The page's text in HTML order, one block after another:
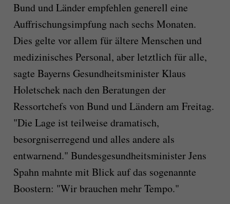
Bund und Länder empfehlen generell eine
Auffrischungsimpfung nach sechs Monaten.
Dies gelte vor allem für ältere Menschen und
medizinisches Personal, aber letztlich für alle,
sagte Bayerns Gesundheitsminister Klaus
Holetschek nach den Beratungen der
Ressortchefs von Bund und Ländern am Freitag.
"Die Lage ist teilweise dramatisch,
besorgniserregend und alles andere als
entwarnend." Bundesgesundheitsminister Jens
Spahn mahnte mit Blick auf das sogenannte
Boostern: "Wir brauchen mehr Tempo."